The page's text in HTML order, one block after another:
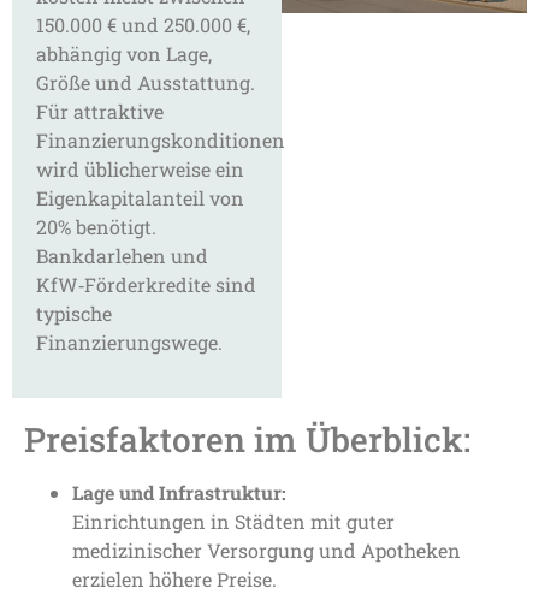
150.000 € und 250.000 €,
abhängig von Lage,
Größe und Ausstattung.
Für attraktive
Finanzierungskonditionen
wird üblicherweise ein
Eigenkapitalanteil von
20% benötigt.
Bankdarlehen und
KfW‑Förderkredite sind
typische
Finanzierungswege.
Preisfaktoren im Überblick:
Lage und Infrastruktur:
Einrichtungen in Städten mit guter
medizinischer Versorgung und Apotheken
erzielen höhere Preise.